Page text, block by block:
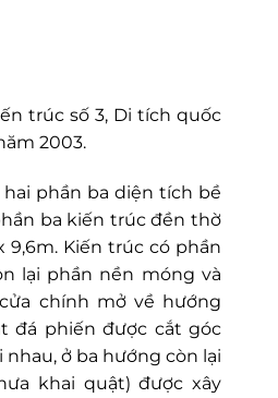
trúc số 3, Di tích quốc
2003.
phần ba diện tích bề
ba kiến trúc đền thờ
Kiến trúc có phần
lại phần nền móng và
chính mở về hướng
đá phiến được cắt góc
ở ba hướng còn lại
khai quật) được xây